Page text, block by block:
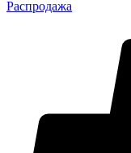
Распродажа